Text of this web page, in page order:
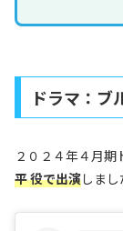
ドラマ：ブ
２０２４年４月期
平 役で出演しまし